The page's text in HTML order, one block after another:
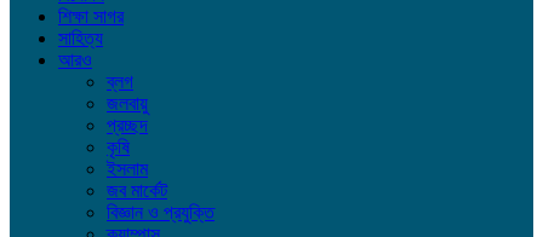
শিক্ষা সাগর
সাহিত্য
আরও
ব্লগ
জলবায়ু
প্রচ্ছদ
কৃষি
ইসলাম
জব মার্কেট
বিজ্ঞান ও প্রযুক্তি